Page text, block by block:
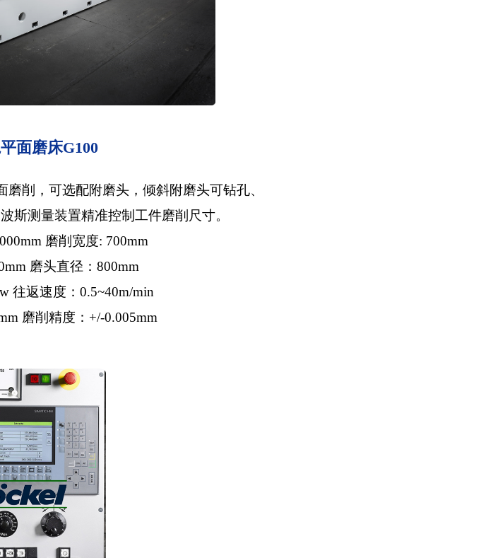
面磨床G100
削，可选配附磨头，倾斜附磨头可钻孔、
斯测量装置精准控制工件磨削尺寸。
磨削宽度: 700mm
磨头直径：800mm
往返速度：0.5~40m/min
磨削精度：+/-0.005mm